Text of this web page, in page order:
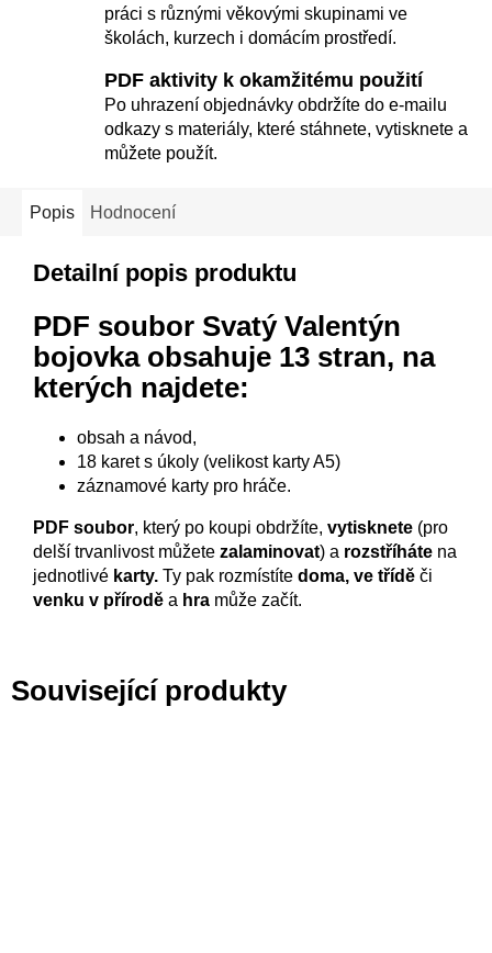
práci s různými věkovými skupinami ve
školách, kurzech i domácím prostředí.
PDF aktivity k okamžitému použití
Po uhrazení objednávky obdržíte do e-mailu
odkazy s materiály, které stáhnete, vytisknete a
můžete použít.
Popis Hodnocení
Detailní popis produktu
PDF soubor Svatý Valentýn
bojovka obsahuje 13 stran, na
kterých najdete:
obsah a návod,
18 karet s úkoly (velikost karty A5)
záznamové karty pro hráče.
PDF soubor, který po koupi obdržíte, vytisknete (pro
delší trvanlivost můžete zalaminovat) a rozstříháte na
jednotlivé karty. Ty pak rozmístíte doma, ve třídě či
venku v přírodě a hra může začít.
Související produkty